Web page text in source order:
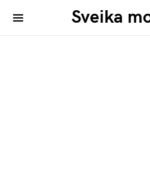
Sveika